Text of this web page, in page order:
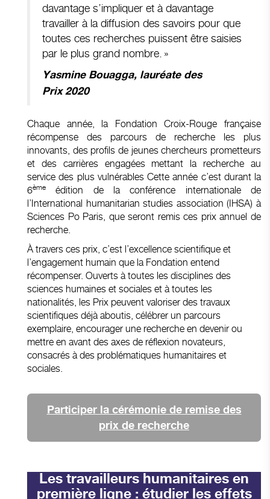
davantage s’impliquer et à davantage
travailler à la diffusion des savoirs pour que
toutes ces recherches puissent être saisies
par le plus grand nombre. »
Yasmine Bouagga, lauréate des
Prix 2020
Chaque année, la Fondation Croix-Rouge française
récompense des parcours de recherche les plus
innovants, des profils de jeunes chercheurs prometteurs
et des carrières engagées mettant la recherche au
service des plus vulnérables Cette année c’est durant la
6ème
édition de la conférence internationale de
l’International humanitarian studies association (IHSA) à
Sciences Po Paris, que seront remis ces prix annuel de
recherche.
À travers ces prix, c’est l’excellence scientifique et
l’engagement humain que la Fondation entend
récompenser. Ouverts à toutes les disciplines des
sciences humaines et sociales et à toutes les
nationalités, les Prix peuvent valoriser des travaux
scientifiques déjà aboutis, célébrer un parcours
exemplaire, encourager une recherche en devenir ou
mettre en avant des axes de réflexion novateurs,
consacrés à des problématiques humanitaires et
sociales.
Participer la cérémonie de remise des
prix de recherche
Les travailleurs humanitaires en
première ligne : étudier les effets